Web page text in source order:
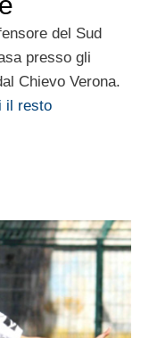
del Sud
presso gli
Chievo Verona.
il resto